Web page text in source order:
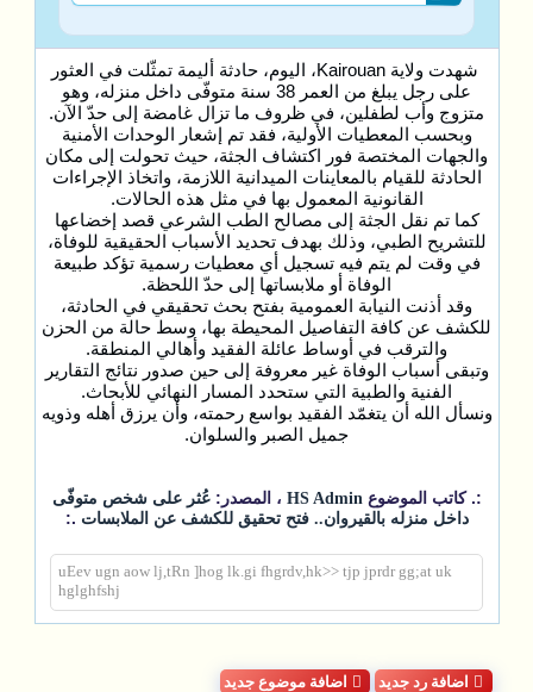
شهدت ولاية Kairouan، اليوم، حادثة أليمة تمثّلت في العثور
على رجل يبلغ من العمر 38 سنة متوفّى داخل منزله، وهو
متزوج وأب لطفلين، في ظروف ما تزال غامضة إلى حدّ الآن.
وبحسب المعطيات الأولية، فقد تم إشعار الوحدات الأمنية
والجهات المختصة فور اكتشاف الجثة، حيث تحولت إلى مكان
الحادثة للقيام بالمعاينات الميدانية اللازمة، واتخاذ الإجراءات
القانونية المعمول بها في مثل هذه الحالات.
كما تم نقل الجثة إلى مصالح الطب الشرعي قصد إخضاعها
للتشريح الطبي، وذلك بهدف تحديد الأسباب الحقيقية للوفاة،
في وقت لم يتم فيه تسجيل أي معطيات رسمية تؤكد طبيعة
الوفاة أو ملابساتها إلى حدّ اللحظة.
وقد أذنت النيابة العمومية بفتح بحث تحقيقي في الحادثة،
للكشف عن كافة التفاصيل المحيطة بها، وسط حالة من الحزن
والترقب في أوساط عائلة الفقيد وأهالي المنطقة.
وتبقى أسباب الوفاة غير معروفة إلى حين صدور نتائج التقارير
الفنية والطبية التي ستحدد المسار النهائي للأبحاث.
ونسأل الله أن يتغمّد الفقيد بواسع رحمته، وأن يرزق أهله وذويه
جميل الصبر والسلوان.
:. كاتب الموضوع HS Admin ، المصدر:عُثر على شخص متوفّى
داخل منزله بالقيروان.. فتح تحقيق للكشف عن الملابسات .:
uEev ugn aow lj,tRn ]hog lk.gi fhgrdv,hk>> tjp jprdr gg;at uk
hglghfshj
اضافة رد جديد اضافة موضوع جديد